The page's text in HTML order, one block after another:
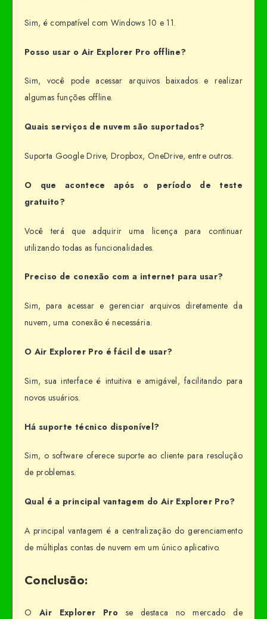
Sim, é compatível com Windows 10 e 11.
Posso usar o Air Explorer Pro offline?
Sim, você pode acessar arquivos baixados e realizar
algumas funções offline.
Quais serviços de nuvem são suportados?
Suporta Google Drive, Dropbox, OneDrive, entre outros.
O que acontece após o período de teste
gratuito?
Você terá que adquirir uma licença para continuar
utilizando todas as funcionalidades.
Preciso de conexão com a internet para usar?
Sim, para acessar e gerenciar arquivos diretamente da
nuvem, uma conexão é necessária.
O Air Explorer Pro é fácil de usar?
Sim, sua interface é intuitiva e amigável, facilitando para
novos usuários.
Há suporte técnico disponível?
Sim, o software oferece suporte ao cliente para resolução
de problemas.
Qual é a principal vantagem do Air Explorer Pro?
A principal vantagem é a centralização do gerenciamento
de múltiplas contas de nuvem em um único aplicativo.
Conclusão:
O Air Explorer Pro se destaca no mercado de